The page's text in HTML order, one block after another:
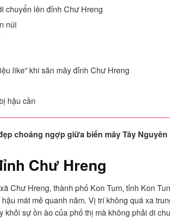
chuyển lên đỉnh Chư Hreng
núi
like” khi săn mây đỉnh Chư Hreng
hậu cần
choáng ngợp giữa biển mây Tây Nguyên
Chư Hreng
Chư Hreng, thành phố Kon Tum, tỉnh Kon
mát mẻ quanh năm. Vị trí không quá xa
khỏi sự ồn ào của phố thị mà không phải di